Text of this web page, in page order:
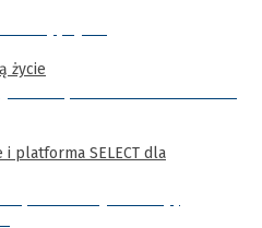
życie
i platforma SELECT dla